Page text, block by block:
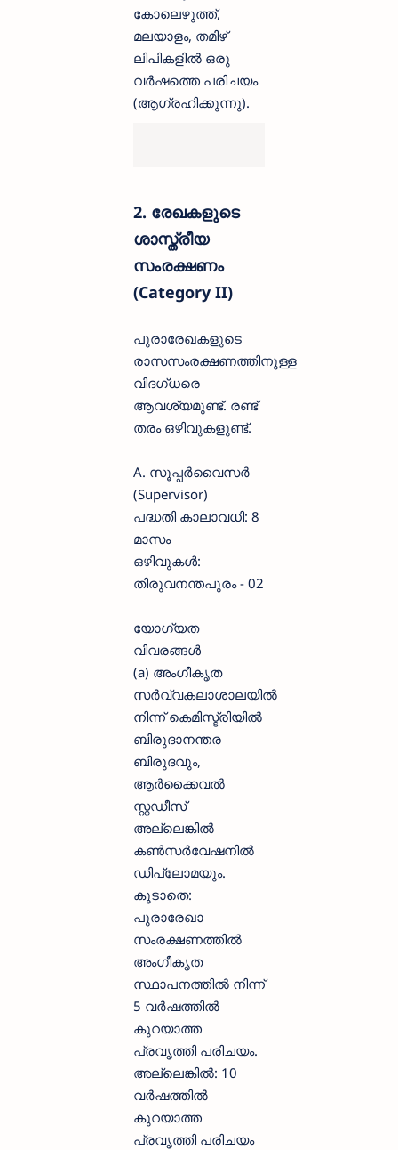
കോലെഴുത്ത്,
മലയാളം, തമിഴ്
ലിപികളിൽ ഒരു
വർഷത്തെ പരിചയം
(ആഗ്രഹിക്കുന്നു).
2. രേഖകളുടെ
ശാസ്ത്രീയ
സംരക്ഷണം
(Category II)
പുരാരേഖകളുടെ
രാസസംരക്ഷണത്തിനുള്ള
വിദഗ്ധരെ
ആവശ്യമുണ്ട്. രണ്ട്
തരം ഒഴിവുകളുണ്ട്.
A. സൂപ്പർവൈസർ
(Supervisor)
പദ്ധതി കാലാവധി: 8
മാസം
ഒഴിവുകൾ:
തിരുവനന്തപുരം - 02
യോഗ്യത
വിവരങ്ങൾ
(a) അംഗീകൃത
സർവ്വകലാശാലയിൽ
നിന്ന് കെമിസ്ട്രിയിൽ
ബിരുദാനന്തര
ബിരുദവും,
ആർക്കൈവൽ
സ്റ്റഡീസ്
അല്ലെങ്കിൽ
കൺസർവേഷനിൽ
ഡിപ്ലോമയും.
കൂടാതെ:
പുരാരേഖാ
സംരക്ഷണത്തിൽ
അംഗീകൃത
സ്ഥാപനത്തിൽ നിന്ന്
5 വർഷത്തിൽ
കുറയാത്ത
പ്രവൃത്തി പരിചയം.
അല്ലെങ്കിൽ: 10
വർഷത്തിൽ
കുറയാത്ത
പ്രവൃത്തി പരിചയം